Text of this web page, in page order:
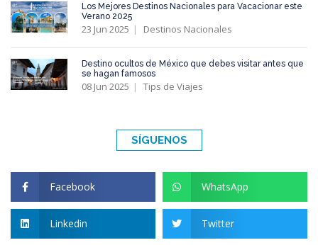
Los Mejores Destinos Nacionales para Vacacionar este
Verano 2025
23 Jun 2025 Destinos Nacionales
Destino ocultos de México que debes visitar antes que
se hagan famosos
08 Jun 2025 Tips de Viajes
SÍGUENOS
Facebook WhatsApp
Linkedin Twitter